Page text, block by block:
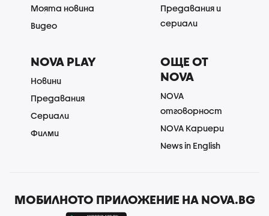
Моята новина
Видео
Предавания и
сериали
NOVA PLAY
Новини
Предавания
Сериали
Филми
ОЩЕ ОТ
NOVA
NOVA
отговорност
NOVA Кариери
News in English
МОБИЛНОТО ПРИЛОЖЕНИЕ НА NOVA.BG